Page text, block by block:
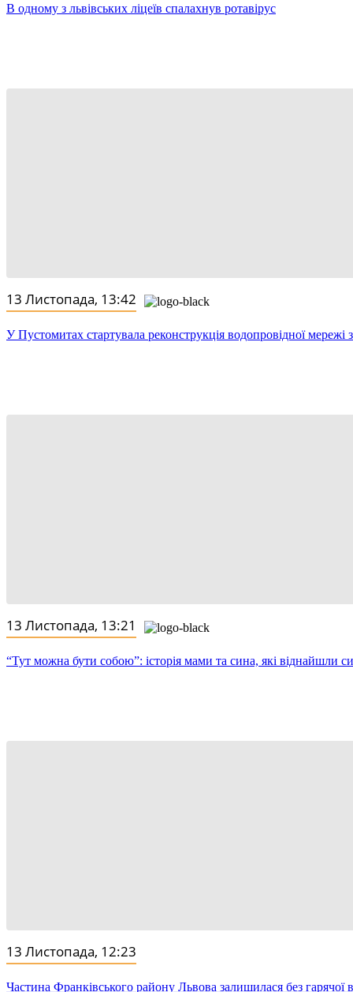
В одному з львівських ліцеїв спалахнув ротавірус
13 Листопада, 13:42
У Пустомитах стартувала реконструкція водопровідної мережі
13 Листопада, 13:21
“Тут можна бути собою”: історія мами та сина, які віднайшли
13 Листопада, 12:23
Частина Франківського району Львова залишилася без гарячої